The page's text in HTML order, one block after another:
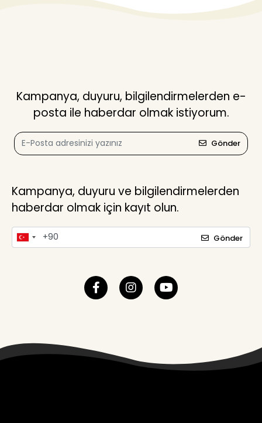
Kampanya, duyuru, bilgilendirmelerden e-
posta ile haberdar olmak istiyorum.
Gönder
Kampanya, duyuru ve bilgilendirmelerden
haberdar olmak için kayıt olun.
Gönder